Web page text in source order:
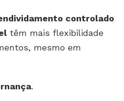
controlado
têm mais flexibilidade
mesmo em
.